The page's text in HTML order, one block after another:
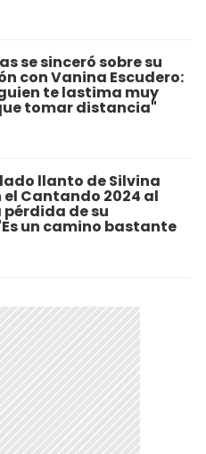
se sinceró sobre su
con Vanina Escudero:
te lastima muy
tomar distancia"
llanto de Silvina
el Cantando 2024 al
de su
un camino bastante